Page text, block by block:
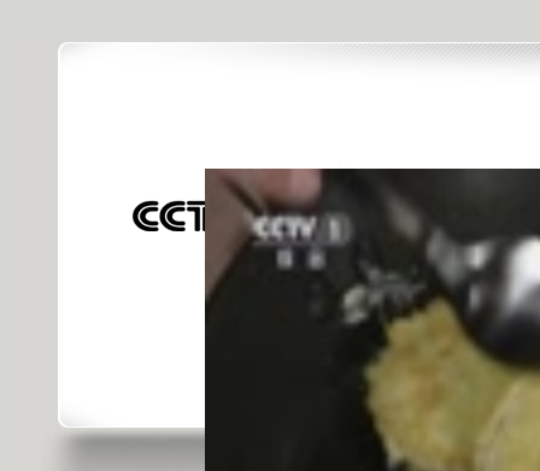
[天天飲食]
對不起，